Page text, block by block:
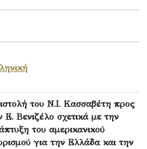
του Ν.Ι. Κασσαβέτη προς
Ε. Βενιζέλο σχετικά με την
του αμερικανικού
για την Ελλάδα και την